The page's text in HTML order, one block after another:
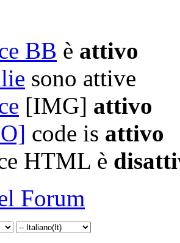
BB è attivo
sono attive
[IMG] attivo
code is attivo
HTML è
Forum